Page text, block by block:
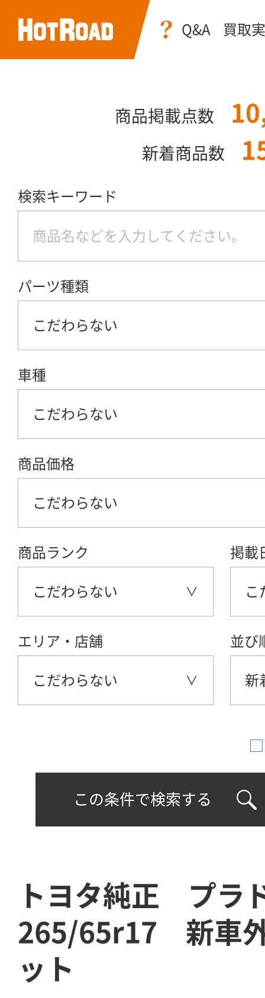
Q&A 買取
商品掲載点数
新着商品数
検索キーワード
パーツ種類
こだわらない
車種
こだわらない
商品価格
こだわらない
商品ランク
こだわらない
掲載
こ
エリア・店舗
こだわらない
並び
新
この条件で検索する
トヨタ純正 プ
265/65r17 新車
ット